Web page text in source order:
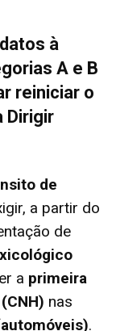
à
A e B
reiniciar o
Dirigir
de
a partir do
de
a primeira
nas
.